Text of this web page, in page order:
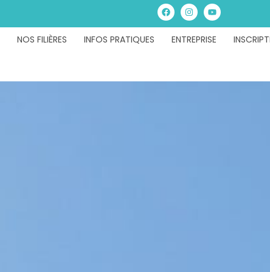
NOS FILIÈRES INFOS PRATIQUES ENTREPRISE